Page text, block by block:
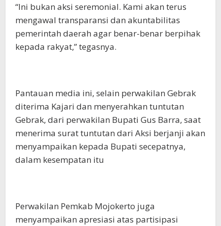
“Ini bukan aksi seremonial. Kami akan terus
mengawal transparansi dan akuntabilitas
pemerintah daerah agar benar-benar berpihak
kepada rakyat,” tegasnya.
Pantauan media ini, selain perwakilan Gebrak
diterima Kajari dan menyerahkan tuntutan
Gebrak, dari perwakilan Bupati Gus Barra, saat
menerima surat tuntutan dari Aksi berjanji akan
menyampaikan kepada Bupati secepatnya,
dalam kesempatan itu
Perwakilan Pemkab Mojokerto juga
menyampaikan apresiasi atas partisipasi